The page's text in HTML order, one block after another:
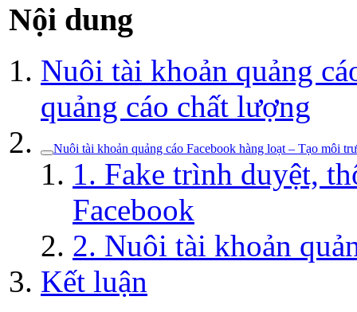
Nội dung
Nuôi tài khoản quảng
quảng cáo chất lượng
Nuôi tài khoản quảng cáo Facebook hàng loạt – Tạo môi
1. Fake trình duyệt,
Facebook
2. Nuôi tài khoản
Kết luận